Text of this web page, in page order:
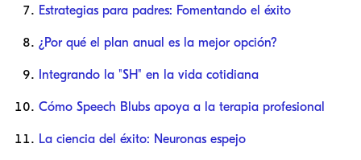
Estrategias para padres: Fomentando el éxito
¿Por qué el plan anual es la mejor opción?
Integrando la "SH" en la vida cotidiana
Cómo Speech Blubs apoya a la terapia profesional
La ciencia del éxito: Neuronas espejo